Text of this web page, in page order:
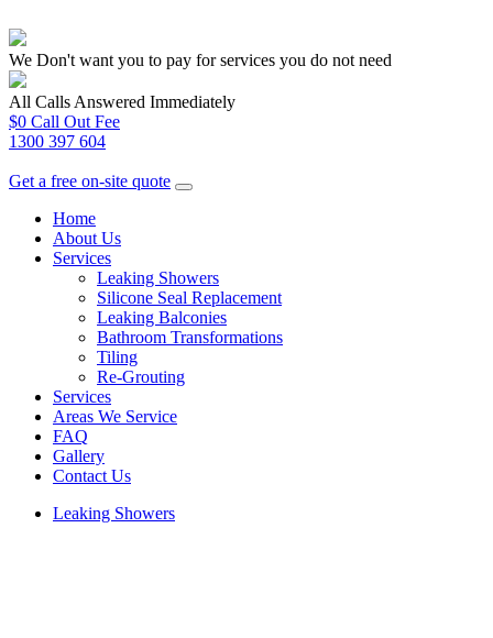
We Don't want you to pay for services you do not need
All Calls Answered Immediately
$0 Call Out Fee
1300 397 604
Get a free on-site quote
Home
About Us
Services
Leaking Showers
Silicone Seal Replacement
Leaking Balconies
Bathroom Transformations
Tiling
Re-Grouting
Services
Areas We Service
FAQ
Gallery
Contact Us
Leaking Showers